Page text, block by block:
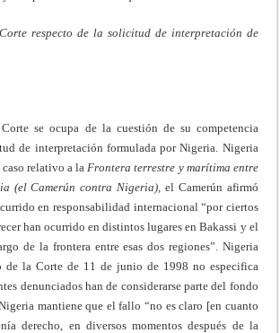
respecto de la solicitud de interpretación de
se ocupa de la cuestión de su competencia
de interpretación formulada por Nigeria. Nigeria
relativo a la Frontera terrestre y marítima entre
(el Camerún contra Nigeria), el Camerún afirmó
en responsabilidad internacional “por ciertos
han ocurrido en distintos lugares en Bakassi y el
de la frontera entre esas dos regiones”. Nigeria
de la Corte de 11 de junio de 1998 no especifica
denunciados han de considerarse parte del fondo
mantiene que el fallo “no es claro [en cuanto
derecho, en diversos momentos después de la